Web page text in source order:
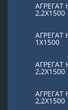
2,2Х1500
1Х1500
2,2Х1500
2,2Х1500